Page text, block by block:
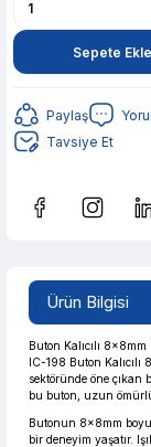
Sepete Ekle
Paylaş
Tavsiye Et
Güvenilir Alışveriş
Ürün Bilgisi
Buton Kalıcılı 8x8mm
IC-198 Buton
sektöründe öne
bu buton, uzun
Butonun 8x8mm
bir deneyim yaşatır.